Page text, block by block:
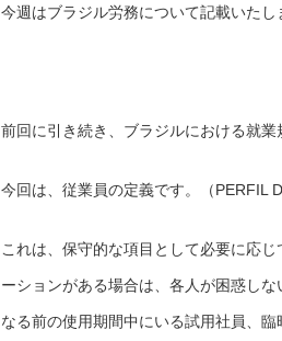
今週はブラジル労務について記載いたし
前回に引き続き、ブラジルにおける就
今回は、従業員の定義です。（PERFIL
これは、保守的な項目として必要に応
ーションがある場合は、各人が困惑し
なる前の使用期間中にいる試用社員、